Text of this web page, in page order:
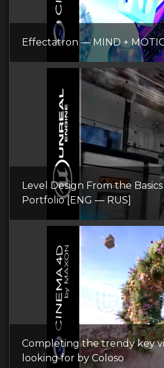
Effectatron — MIND +
Level Design From the
Portfolio [ENG — RUS]
Completing the trendy key
looking for by Coloso